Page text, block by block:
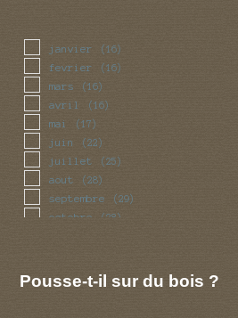
janvier (16)
fevrier (16)
mars (16)
avril (16)
mai (17)
juin (22)
juillet (25)
aout (28)
septembre (29)
octobre (28)
Pousse-t-il sur du bois ?